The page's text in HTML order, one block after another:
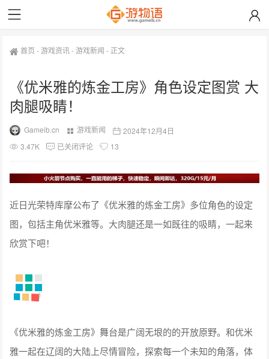
首页 -游戏资讯-游戏新闻 - 正文
《优米雅的炼金工房》角色设定图赏 大
肉腿吸睛！
Gameib.cn 游戏新闻
2024年12月4日
3.47K
已关闭评论 13
近日光荣特库摩公布了《优米雅的炼金工房》多位角色的设定
图，包括主角优米雅等。大肉腿还是一如既往的吸睛，一起来
欣赏下吧！
《优米雅的炼金工房》舞台是广阔无垠的的开放原野。和优米
雅一起在辽阔的大陆上尽情冒险，探索每一个未知的角落，体